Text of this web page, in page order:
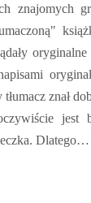
znajomych
znał
jest
Dlatego…